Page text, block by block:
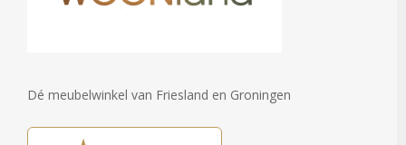
Dé meubelwinkel van Friesland en Groningen